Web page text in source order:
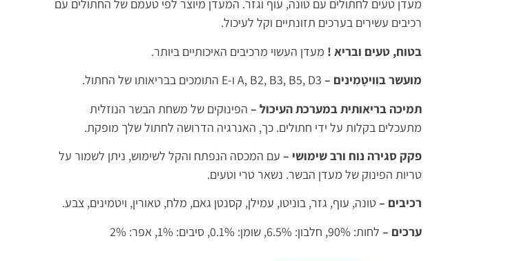
מעדן טעים לחתולים עם טונה, עוף וגזר. המעדן מיוצר לפי טעמם של החתולים עם
רכיבים עשירים בערכים תזונתיים וקל לעיכול.
בטוח, טעים ובריא ! מעדן העשוי מרכיבים האיכותיים ביותר.
מועשר בוִויטָמִינים – A, B2, B3, B5, D3 ו-E התומכים בבריאותו של החתול.
תמיכה בריאותית במערכת העיכול – הפינוקים של משחת הבשר הנוזלית
מתעכלים בקלות על ידי חתולים. כך, האנרגיה הדרושה לחתול שלך מופקת.
פקק סגירה נוח ורב שימושי – עם המכסה הנפתח והקל לשימוש, ניתן לשמור על
טריות הפינוק של מעדן הבשר. נשאר טרי וטעים.
רכיבים –טונה, עוף, גזר, בוניטו, עמילן, קסנטן גאם, מלח, טאורין, ויטמינים, צבע.
ערכים – לחות: 90%, חלבון: 6.5%, שומן: 0.1%, סיבים: 1%, אפר: 2%